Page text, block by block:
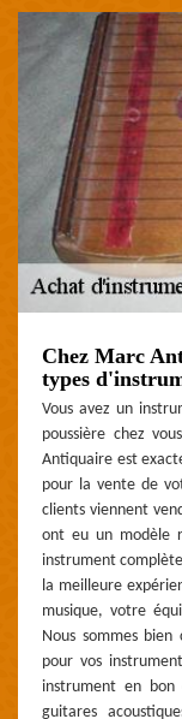
Chez Marc
types
Vous avez un
poussière chez
Antiquaire est
pour la vente de
clients viennent
ont eu un modèle
instrument
la meilleure
musique, votre
Nous sommes
pour vos
instrument en bon
guitares